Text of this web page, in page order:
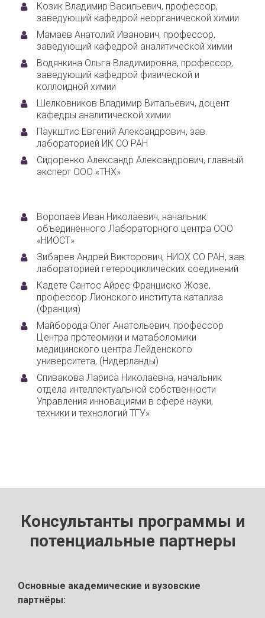
Козик Владимир Васильевич, профессор,
заведующий кафедрой неорганической химии
Мамаев Анатолий Иванович, профессор,
заведующий кафедрой аналитической химии
Водянкина Ольга Владимировна, профессор,
заведующий кафедрой физической и
коллоидной химии
Шелковников Владимир Витальевич, доцент
кафедры аналитической химии
Паукштис Евгений Александрович, зав.
лабораторией ИК СО РАН
Сидоренко Александр Александрович, главный
эксперт ООО «ТНХ»
Воропаев Иван Николаевич, начальник
объединенного Лабораторного центра ООО
«НИОСТ»
Зибарев Андрей Викторович, НИОХ СО РАН, зав.
лабораторией гетероциклических соединений
Кадете Сантос Айрес Франциско Жозе,
профессор Лионского института катализа
(Франция)
Майборода Олег Анатольевич, профессор
Центра протеомики и матаболомики
медицинского центра Лейденского
университета, (Нидерланды)
Спивакова Лариса Николаевна, начальник
отдела интеллектуальной собственности
Управления инновациями в сфере науки,
техники и технологий ТГУ»
Консультанты программы и
потенциальные партнеры
Основные академические и вузовские
партнёры: